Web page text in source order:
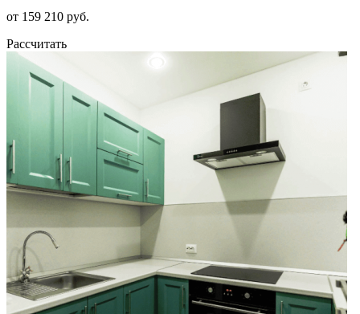
от 159 210 руб.
Рассчитать